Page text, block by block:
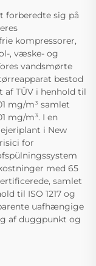
forberedte sig på
kompressorer,
, væske- og
vandsmørte
bestod
TÜV i henhold til
mg/m³ samlet
mg/m³. I en
i New
for
med 65
samlet
til ISO 1217 og
uafhængige
af duggpunkt og